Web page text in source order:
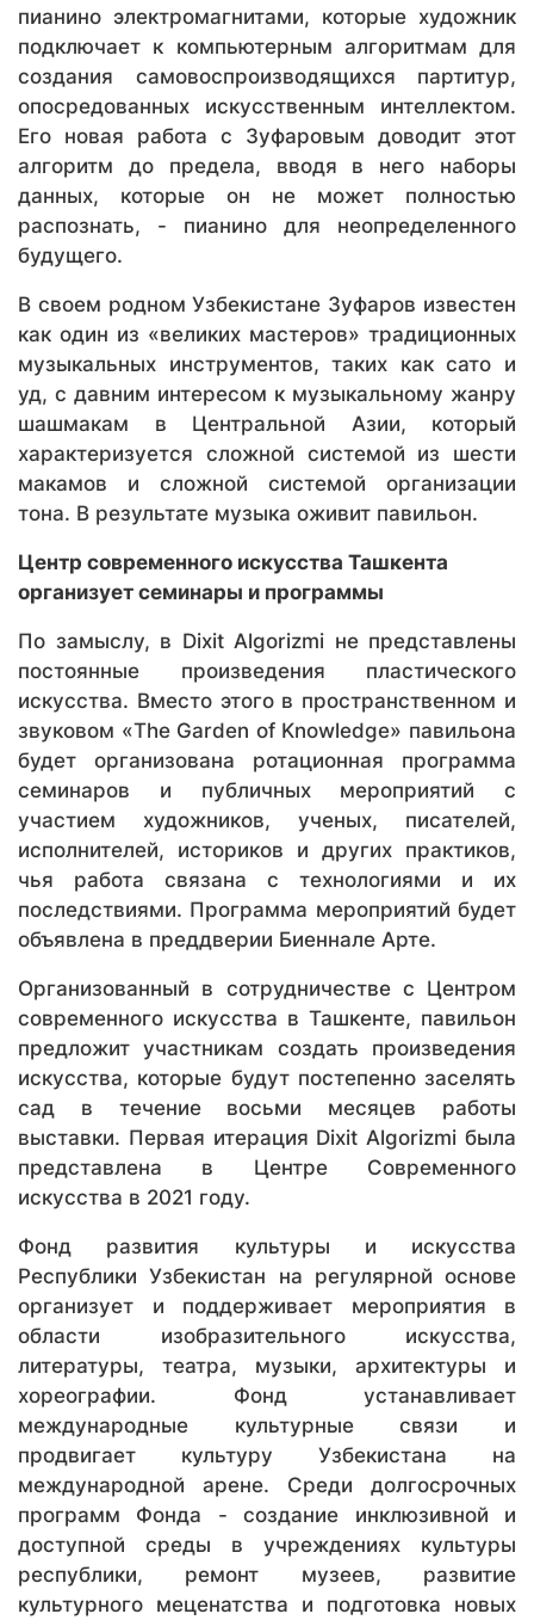
пианино электромагнитами, которые художник
подключает к компьютерным алгоритмам для
создания самовоспроизводящихся партитур,
опосредованных искусственным интеллектом.
Его новая работа с Зуфаровым доводит этот
алгоритм до предела, вводя в него наборы
данных, которые он не может полностью
распознать, - пианино для неопределенного
будущего.
В своем родном Узбекистане Зуфаров известен
как один из «великих мастеров» традиционных
музыкальных инструментов, таких как сато и
уд, с давним интересом к музыкальному жанру
шашмакам в Центральной Азии, который
характеризуется сложной системой из шести
макамов и сложной системой организации
тона. В результате музыка оживит павильон.
Центр современного искусства Ташкента
организует семинары и программы
По замыслу, в Dixit Algorizmi не представлены
постоянные произведения пластического
искусства. Вместо этого в пространственном и
звуковом «The Garden of Knowledge» павильона
будет организована ротационная программа
семинаров и публичных мероприятий с
участием художников, ученых, писателей,
исполнителей, историков и других практиков,
чья работа связана с технологиями и их
последствиями. Программа мероприятий будет
объявлена в преддверии Биеннале Арте.
Организованный в сотрудничестве с Центром
современного искусства в Ташкенте, павильон
предложит участникам создать произведения
искусства, которые будут постепенно заселять
сад в течение восьми месяцев работы
выставки. Первая итерация Dixit Algorizmi была
представлена в Центре Современного
искусства в 2021 году.
Фонд развития культуры и искусства
Республики Узбекистан на регулярной основе
организует и поддерживает мероприятия в
области изобразительного искусства,
литературы, театра, музыки, архитектуры и
хореографии. Фонд устанавливает
международные культурные связи и
продвигает культуру Узбекистана на
международной арене. Среди долгосрочных
программ Фонда - создание инклюзивной и
доступной среды в учреждениях культуры
республики, ремонт музеев, развитие
культурного меценатства и подготовка новых